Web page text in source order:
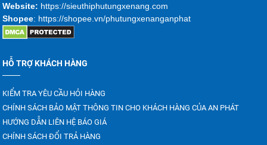
Website: https://sieuthiphutungxenang.com
Shopee: https://shopee.vn/phutungxenanganphat
HỖ TRỢ KHÁCH HÀNG
KIỂM TRA YÊU CẦU HỎI HÀNG
CHÍNH SÁCH BẢO MẬT THÔNG TIN CHO KHÁCH HÀNG CỦA AN PHÁT
HƯỚNG DẪN LIÊN HỆ BÁO GIÁ
CHÍNH SÁCH ĐỔI TRẢ HÀNG